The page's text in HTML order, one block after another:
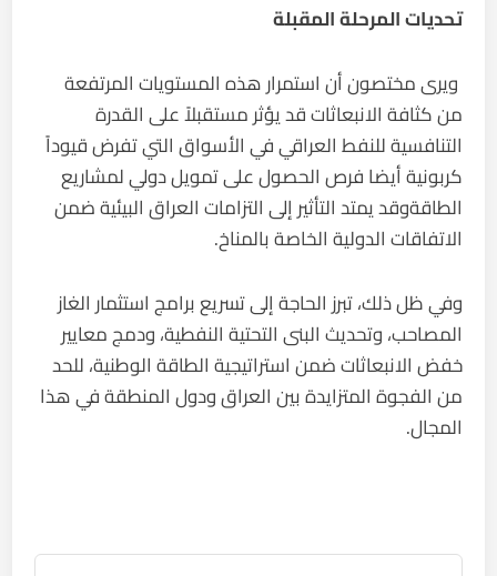
تحديات المرحلة المقبلة
ويرى مختصون أن استمرار هذه المستويات المرتفعة
من كثافة الانبعاثات قد يؤثر مستقبلاً على القدرة
التنافسية للنفط العراقي في الأسواق التي تفرض قيوداً
كربونية أيضا فرص الحصول على تمويل دولي لمشاريع
الطاقةوقد يمتد التأثير إلى التزامات العراق البيئية ضمن
الاتفاقات الدولية الخاصة بالمناخ.
وفي ظل ذلك، تبرز الحاجة إلى تسريع برامج استثمار الغاز
المصاحب، وتحديث البنى التحتية النفطية، ودمج معايير
خفض الانبعاثات ضمن استراتيجية الطاقة الوطنية، للحد
من الفجوة المتزايدة بين العراق ودول المنطقة في هذا
المجال.